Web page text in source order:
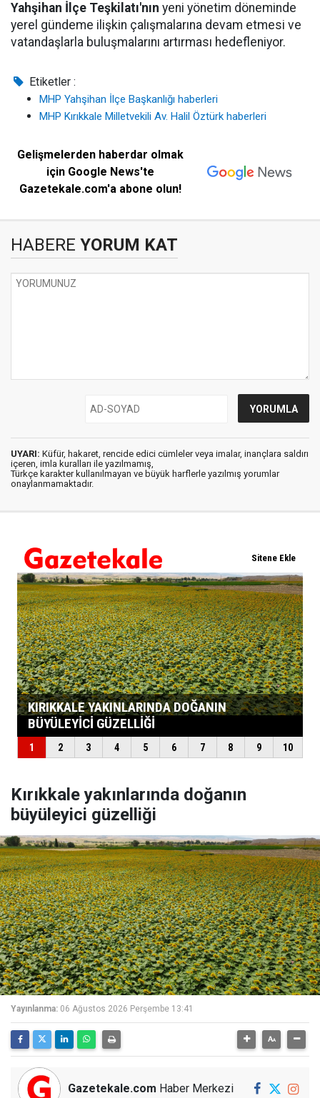
Yahşihan İlçe Teşkilatı'nın yeni yönetim döneminde
yerel gündeme ilişkin çalışmalarına devam etmesi ve
vatandaşlarla buluşmalarını artırması hedefleniyor.
Etiketler :
MHP Yahşihan İlçe Başkanlığı haberleri
MHP Kırıkkale Milletvekili Av. Halil Öztürk haberleri
Gelişmelerden haberdar olmak
için Google News'te
Gazetekale.com'a abone olun!
HABERE YORUM KAT
UYARI: Küfür, hakaret, rencide edici cümleler veya imalar, inançlara saldırı
içeren, imla kuralları ile yazılmamış,
Türkçe karakter kullanılmayan ve büyük harflerle yazılmış yorumlar
onaylanmamaktadır.
Kırıkkale yakınlarında doğanın
büyüleyici güzelliği
Yayınlanma: 06 Ağustos 2026 Perşembe 13:41
Gazetekale.com Haber Merkezi